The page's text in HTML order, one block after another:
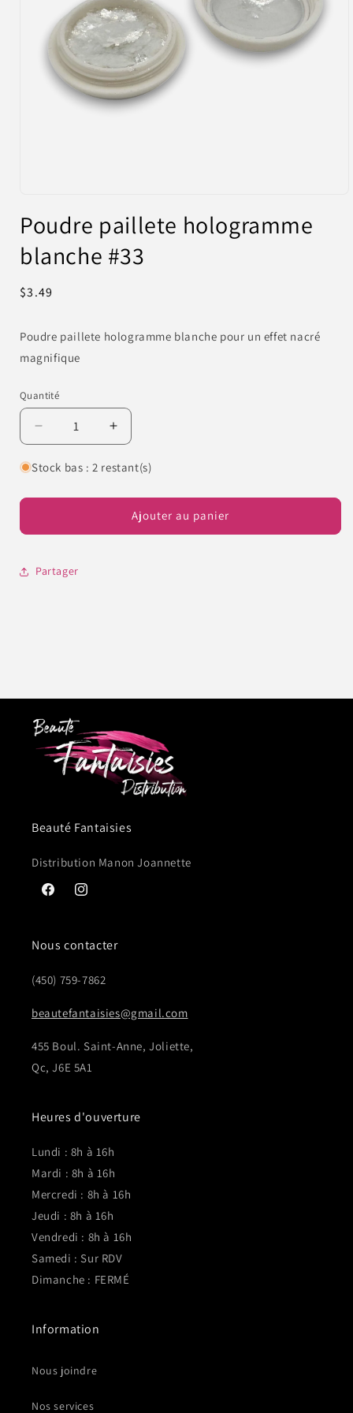
média
1
dans
une
Poudre paillete hologramme
blanche #33
Prix
$3.49
Poudre paillete hologramme blanche pour un effet nacré
magnifique
Quantité
Quantité
Réduire
la
quantité
Poudre
hologramme
#33
Augmenter
la
quantité
Poudre
paillete
hologramme
Stock bas : 2 restant(s)
Ajouter au panier
Partager
Beauté Fantaisies
Distribution Manon Joannette
FacebookInstagram
Nous contacter
(450) 759-7862
beautefantaisies@gmail.com
455 Boul. Saint-Anne, Joliette,
Qc, J6E 5A1
Heures d'ouverture
Lundi : 8h à 16h
Mardi : 8h à 16h
Mercredi : 8h à 16h
Jeudi : 8h à 16h
Vendredi : 8h à 16h
Samedi : Sur RDV
Dimanche : FERMÉ
Information
Nous joindre
Nos services